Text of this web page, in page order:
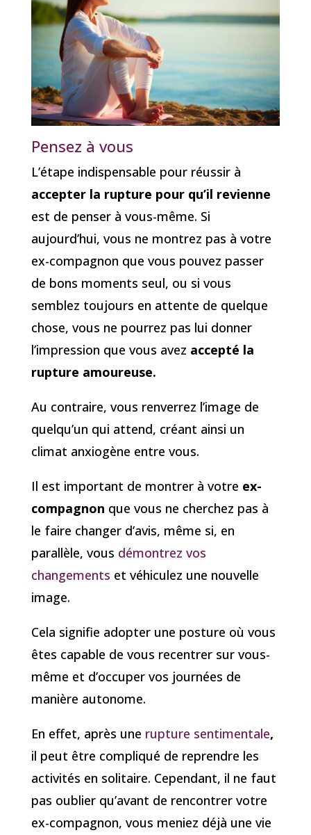
Pensez à vous
L’étape indispensable pour réussir à
accepter la rupture pour qu’il revienne
est de penser à vous-même. Si
aujourd’hui, vous ne montrez pas à votre
ex-compagnon que vous pouvez passer
de bons moments seul, ou si vous
semblez toujours en attente de quelque
chose, vous ne pourrez pas lui donner
l’impression que vous avez accepté la
rupture amoureuse.
Au contraire, vous renverrez l’image de
quelqu’un qui attend, créant ainsi un
climat anxiogène entre vous.
Il est important de montrer à votre ex-
compagnon que vous ne cherchez pas à
le faire changer d’avis, même si, en
parallèle, vous démontrez vos
changements et véhiculez une nouvelle
image.
Cela signifie adopter une posture où vous
êtes capable de vous recentrer sur vous-
même et d’occuper vos journées de
manière autonome.
En effet, après une rupture sentimentale,
il peut être compliqué de reprendre les
activités en solitaire. Cependant, il ne faut
pas oublier qu’avant de rencontrer votre
ex-compagnon, vous meniez déjà une vie